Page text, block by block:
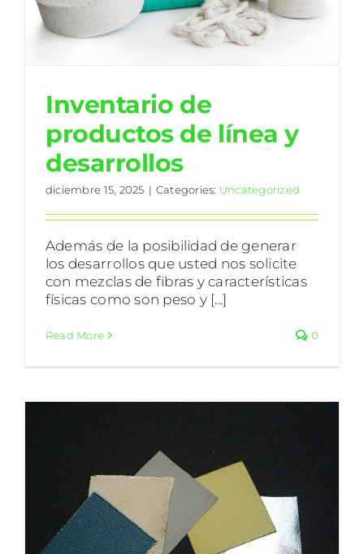
Inventario de
productos de línea y
desarrollos
diciembre 15, 2025 | Categories: Uncategorized
Además de la posibilidad de generar
los desarrollos que usted nos solicite
con mezclas de fibras y características
físicas como son peso y [...]
Read More 0